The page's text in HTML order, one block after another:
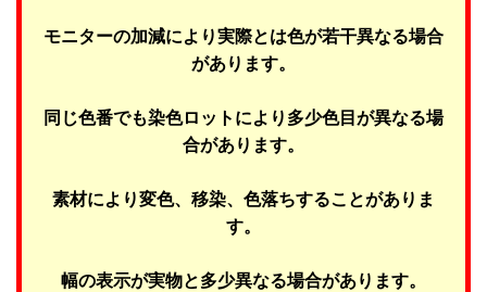
モニターの加減により実際とは色が若干異なる場合
があります。
同じ色番でも染色ロットにより多少色目が異なる場
合があります。
素材により変色、移染、色落ちすることがありま
す。
幅の表示が実物と多少異なる場合があります。